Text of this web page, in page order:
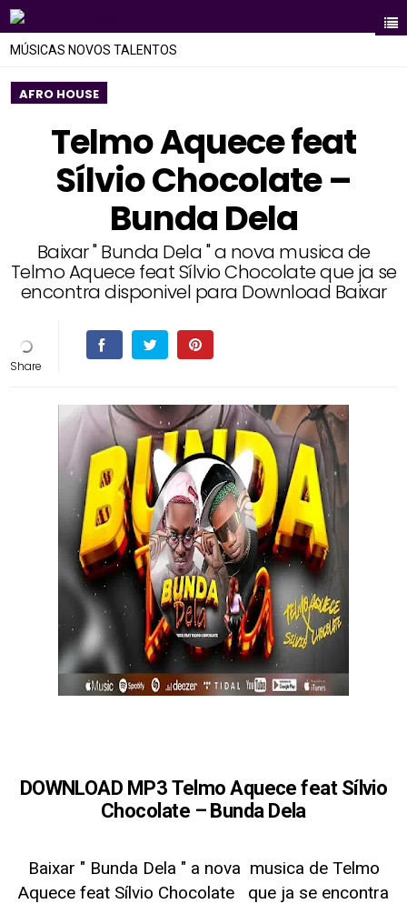
MÚSICAS NOVOS TALENTOS
AFRO HOUSE
Telmo Aquece feat
Sílvio Chocolate –
Bunda Dela
Baixar " Bunda Dela " a nova musica de
Telmo Aquece feat Sílvio Chocolate que ja se
encontra disponivel para Download Baixar
DOWNLOAD MP3 Telmo Aquece feat Sílvio
Chocolate – Bunda Dela
Baixar " Bunda Dela " a nova musica de Telmo
Aquece feat Sílvio Chocolate
que ja se encontra